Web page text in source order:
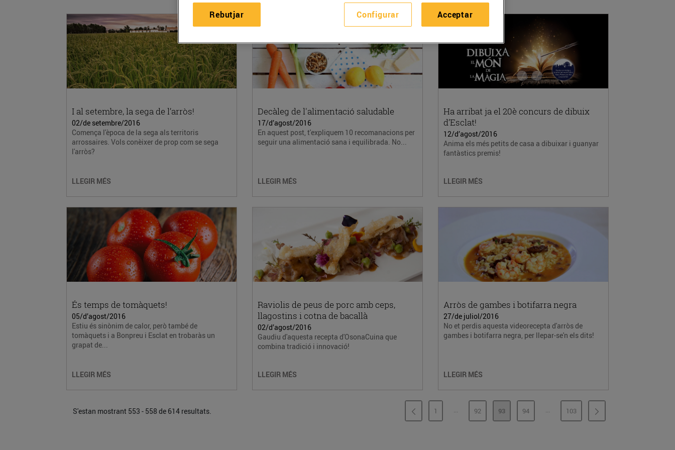
I al setembre, la sega de l’arròs!
02/de setembre/2016
Comença l'època de la sega als territoris
arrossaires. Vols conèixer de prop com se sega
l'arròs?
LLEGIR MÉS
Decàleg de l'alimentació saludable
17/d’agost/2016
En aquest post, t'expliquem 10 recomanacions per
seguir una alimentació sana i equilibrada. No...
LLEGIR MÉS
Ha arribat ja el 20è concurs de dibuix
d’Esclat!
12/d’agost/2016
Anima els més petits de casa a dibuixar i guanyar
fantàstics premis!
LLEGIR MÉS
És temps de tomàquets!
05/d’agost/2016
Estiu és sinònim de calor, però també de
tomàquets i a Bonpreu i Esclat en trobaràs un
grapat de...
LLEGIR MÉS
Raviolis de peus de porc amb ceps,
llagostins i cotna de bacallà
02/d’agost/2016
Gaudiu d'aquesta recepta d'OsonaCuina que
combina tradició i innovació!
LLEGIR MÉS
Arròs de gambes i botifarra negra
27/de juliol/2016
No et perdis aquesta videorecepta d'arròs de
gambes i botifarra negra, per llepar-se'n els dits!
LLEGIR MÉS
S'estan mostrant 553 - 558 de 614 resultats. PÀGINA
1 ...PÀGINES INTERMÈDIES
PÀGINA
92 PÀGINA
93 PÀGINA
94 ...PÀGINES INTERMÈDIES
PÀGINA
103
Configurar
Rebutjar Acceptar